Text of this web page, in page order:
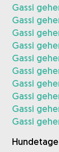
Gassi
Gassi
Gassi
Gassi
Gassi
Gassi
Gassi
Gassi
Gassi
Gassi